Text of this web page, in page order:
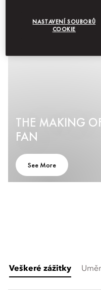
THE MAKING
FAN
See More
Veškeré zážitky
NASTAVENÍ SOUBORŮ
COOKIE